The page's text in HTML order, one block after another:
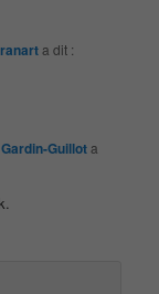
a dit :
Guillota